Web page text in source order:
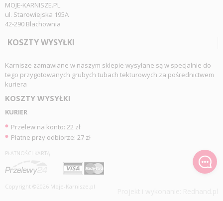
MOJE-KARNISZE.PL
ul. Starowiejska 195A
42-290 Blachownia
KOSZTY WYSYŁKI
Karnisze zamawiane w naszym sklepie wysyłane są w specjalnie do
tego przygotowanych grubych tubach tekturowych za pośrednictwem
kuriera
KOSZTY WYSYŁKI
KURIER
Przelew na konto: 22 zł
Płatne przy odbiorze: 27 zł
PŁATNOŚCI KARTĄ
Copyright ©2026 Moje-Karnisze.pl